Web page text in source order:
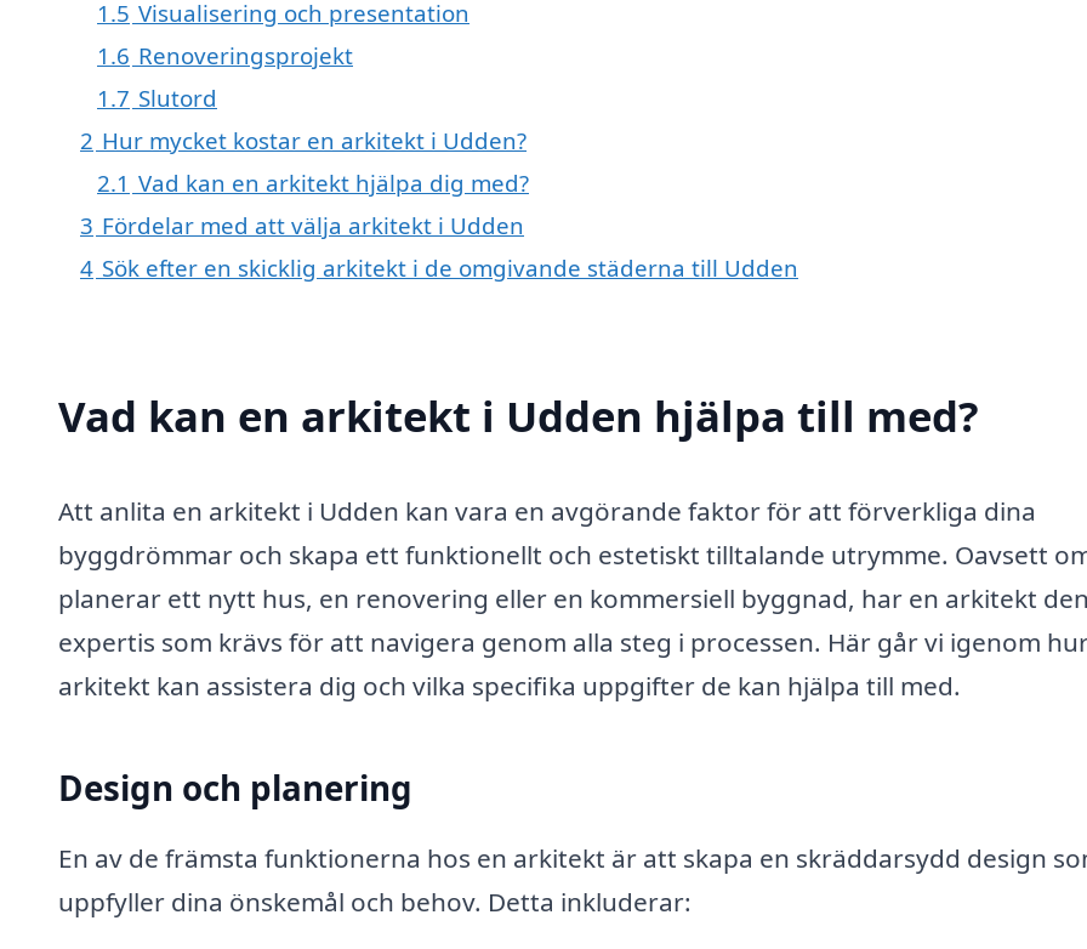
1.5 Visualisering och presentation
1.6 Renoveringsprojekt
1.7 Slutord
2 Hur mycket kostar en arkitekt i Udden?
2.1 Vad kan en arkitekt hjälpa dig med?
3 Fördelar med att välja arkitekt i Udden
4 Sök efter en skicklig arkitekt i de omgivande städerna till Udden
Vad kan en arkitekt i Udden hjälpa till med?
Att anlita en arkitekt i Udden kan vara en avgörande faktor för att förverkliga dina
byggdrömmar och skapa ett funktionellt och estetiskt tilltalande utrymme. Oavsett
planerar ett nytt hus, en renovering eller en kommersiell byggnad, har en arkitekt
expertis som krävs för att navigera genom alla steg i processen. Här går vi igenom
arkitekt kan assistera dig och vilka specifika uppgifter de kan hjälpa till med.
Design och planering
En av de främsta funktionerna hos en arkitekt är att skapa en skräddarsydd design
uppfyller dina önskemål och behov. Detta inkluderar: